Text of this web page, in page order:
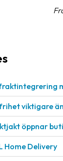
viktigare
öppnar
Home Delivery